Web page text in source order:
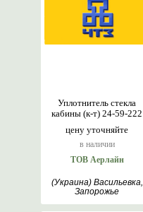
цену уточняйте
в наличии
Уплотнитель стекла
кабины (к-т) 24-59-222
ТОВ Аерлайн
(Украина) Васильевка,
Запорожье